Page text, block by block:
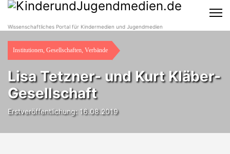
Wissenschaftliches Portal für Kindermedien und Jugendmedien
Institutionen, Gesellschaften, Verbände
Lisa Tetzner- und Kurt Kläber-
Gesellschaft
Erstveröffentlichung: 16.08.2019